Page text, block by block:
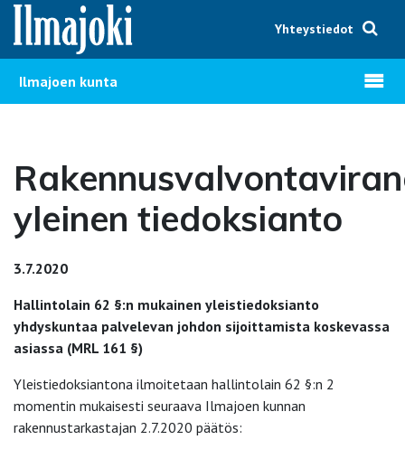
Hyppää sisältöön
Yhteystiedot
Ilmajoen kunta Avaa
yleinen tiedoksianto
3.7.2020
Hallintolain 62 §:n mukainen yleistiedoksianto
yhdyskuntaa palvelevan johdon sijoittamista koskevassa
asiassa (MRL 161 §)
Yleistiedoksiantona ilmoitetaan hallintolain 62 §:n 2
momentin mukaisesti seuraava Ilmajoen kunnan
rakennustarkastajan 2.7.2020 päätös: